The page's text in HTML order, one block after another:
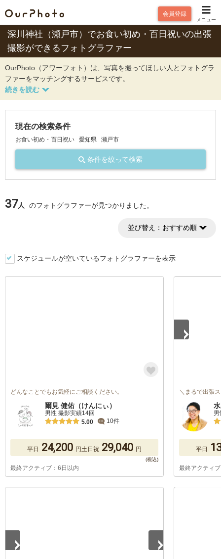
会員登録
メニュー
深川神社（瀬戸市）でお食い初め・百日祝いの出張
撮影ができるフォトグラファー
OurPhoto（アワーフォト）は、写真を撮ってほしい人とフォトグラ
ファーをマッチングするサービスです。
現在の検索条件
お食い初め・百日祝い 愛知県 瀬戸市
条件を絞って検索
37人 のフォトグラファーが見つかりました。
並び替え： おすすめ順
スケジュールが空いているフォトグラファーを表示
どんなことでもお気軽にご相談ください。
爾見 健佑（けんにぃ）
男性 撮影実績14回
5.00
10件
平日 24,200 円土日祝 29,040 円
最終アクティブ：6日以内
＼まるで出張
平日
最終アクティ